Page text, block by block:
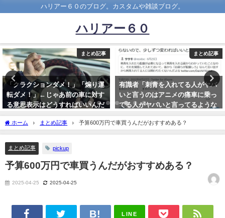
ハリアー６０のブログ。カスタムや雑談ブログ。
ハリアー６０
まとめ記事
「クラクションダメ！」「煽り運
転ダメ！」←じゃあ前の車に対す
る意思表示はどうすればいいんだ
よ！
まとめ記事
有識者「刺青を入れてる人がヤバ
いと言うのはアニメの痛車に乗っ
てる人がヤバいと言ってるような
もの」
ホーム まとめ記事 予算600万円で車買うんだがおすすめある？
まとめ記事 pickup
予算600万円で車買うんだがおすすめある？
2025-04-25 2025-04-25
LINE